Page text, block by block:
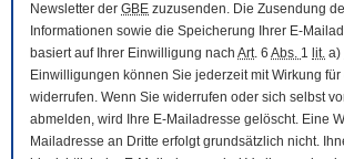
Newsletter der GBE zuzusenden. Die Zusendung
Informationen sowie die Speicherung Ihrer E-Mail
basiert auf Ihrer Einwilligung nach Art. 6 Abs. 1 lit. a)
Einwilligungen können Sie jederzeit mit Wirkung für
widerrufen. Wenn Sie widerrufen oder sich selbst
abmelden, wird Ihre E-Mail adresse gelöscht. Eine
Mail adresse an Dritte erfolgt grundsätzlich nicht.